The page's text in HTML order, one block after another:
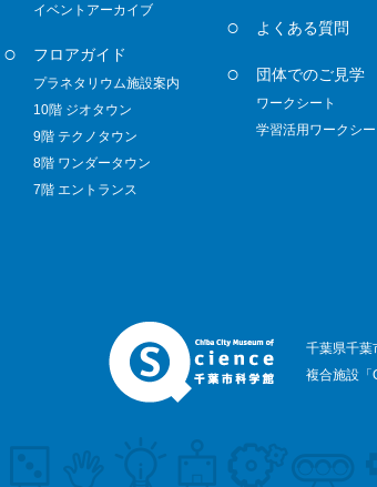
イベントアーカイブ
フロアガイド
プラネタリウム施設案内
10階 ジオタウン
9階 テクノタウン
8階 ワンダータウン
7階 エントランス
よくある質問
団体でのご見学
ワークシート
学習活用ワークシー
千葉県千葉
複合施設「